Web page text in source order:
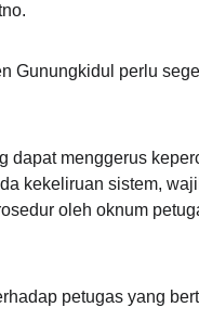
Gunungkidul perlu
dapat menggerus
kekeliruan sistem,
oleh oknum
petugas yang